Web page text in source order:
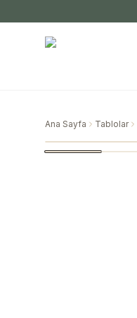
Ana Sayfa Tablolar